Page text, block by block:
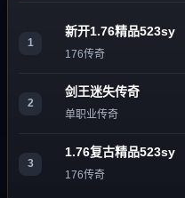
1
新开1.76精品523sy
176传奇
2
剑王迷失传奇
单职业传奇
3
1.76复古精品523sy
176传奇